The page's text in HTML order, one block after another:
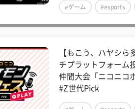
#ゲーム #esports
【もこう、ハヤシら
チプラットフォーム
仲間大会「ニコニコ
#Z世代Pick